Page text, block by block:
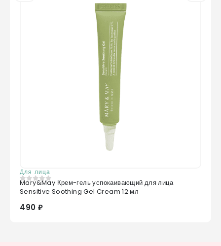
Для лица
0из 5
Mary&May Крем-гель успокаивающий для лица
Sensitive Soothing Gel Cream 12 мл
490 ₽